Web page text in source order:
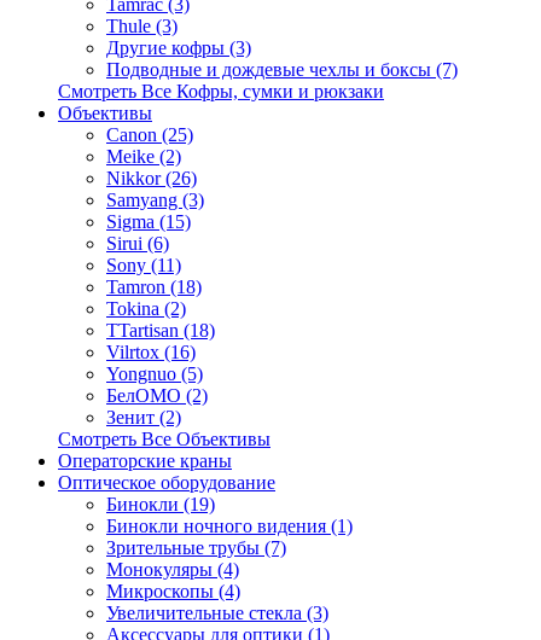
Tamrac (3)
Thule (3)
Другие кофры (3)
Подводные и дождевые чехлы и боксы (7)
Смотреть Все Кофры, сумки и рюкзаки
Объективы
Canon (25)
Meike (2)
Nikkor (26)
Samyang (3)
Sigma (15)
Sirui (6)
Sony (11)
Tamron (18)
Tokina (2)
TTartisan (18)
Vilrtox (16)
Yongnuo (5)
БелOMO (2)
Зенит (2)
Смотреть Все Объективы
Операторские краны
Оптическое оборудование
Бинокли (19)
Бинокли ночного видения (1)
Зрительные трубы (7)
Монокуляры (4)
Микроскопы (4)
Увеличительные стекла (3)
Аксессуары для оптики (1)